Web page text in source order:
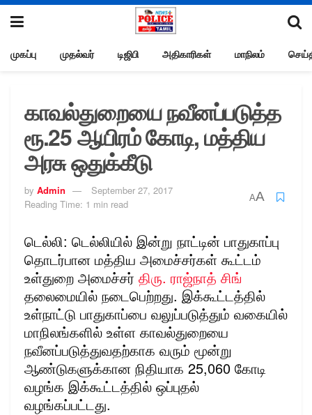
முகப்பு முதல்வர் டிஜிபி அதிகாரிகள் மாநிலம்
காவல்துறையை நவீனப்படுத்த
ரூ.25 ஆயிரம் கோடி, மத்திய
அரசு ஒதுக்கீடு
by Admin
September 27, 2017
Reading Time: 1 min read
AA
டெல்லி: டெல்லியில் இன்று நாட்டின் பாதுகாப்பு
தொடர்பான மத்திய அமைச்சர்கள் கூட்டம்
உள்துறை அமைச்சர் திரு. ராஜ்நாத் சிங்
தலைமையில் நடைபெற்றது. இக்கூட்டத்தில்
உள்நாட்டு பாதுகாப்பை வலுப்படுத்தும் வகையில்
மாநிலங்களில் உள்ள காவல்துறையை
நவீனப்படுத்துவதற்காக வரும் மூன்று
ஆண்டுகளுக்கான நிதியாக 25,060 கோடி
வழங்க இக்கூட்டத்தில் ஒப்புதல்
வழங்கப்பட்டது.